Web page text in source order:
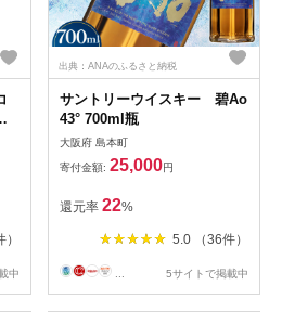
中
出典：ANAのふるさと納税
サントリーウイスキー 碧Ao
43° 700ml瓶
大阪府 島本町
寄付金額: 25,000円
還元率 22%
5.0 （36件）
5サイトで掲載中